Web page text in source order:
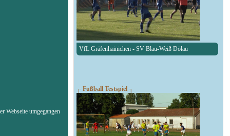
Webseite umgegangen
VfL Gräfenhainichen - SV Blau-Weiß Dölau
┌ Fußball Testspiel ┐